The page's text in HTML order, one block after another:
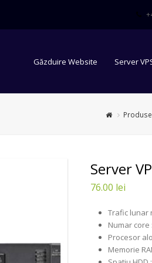
Găzduire Website Server
Server
76.00 lei
Trafic lunar
Numar core
Procesor
Memorie